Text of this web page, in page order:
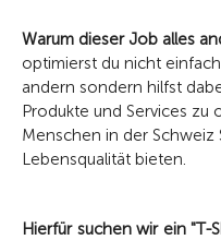
Warum dieser Job alles
optimierst du nicht
andern sondern hilfst
Produkte und Services zu
Menschen in der
Lebensqualität bieten.
Hierfür suchen wir ein "T-